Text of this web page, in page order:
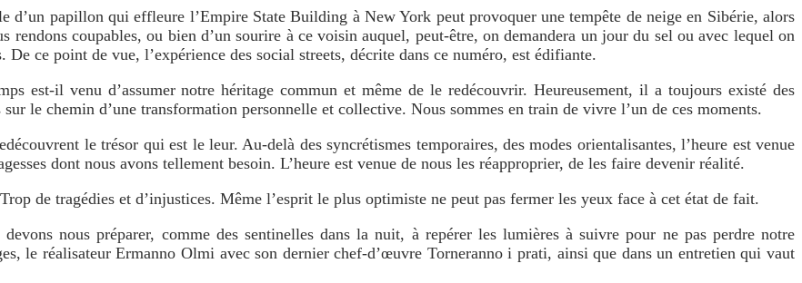
d’un papillon qui effleure l’Empire State Building à New York peut provoquer une tempête de neige en Sibérie, alors
rendons coupables, ou bien d’un sourire à ce voisin auquel, peut-être, on demandera un jour du sel ou avec lequel on
ce point de vue, l’expérience des social streets, décrite dans ce numéro, est édifiante.
est-il venu d’assumer notre héritage commun et même de le redécouvrir. Heureusement, il a toujours existé des
le chemin d’une transformation personnelle et collective. Nous sommes en train de vivre l’un de ces moments.
le trésor qui est le leur. Au-delà des syncrétismes temporaires, des modes orientalisantes, l’heure est venue
dont nous avons tellement besoin. L’heure est venue de nous les réapproprier, de les faire devenir réalité.
de tragédies et d’injustices. Même l’esprit le plus optimiste ne peut pas fermer les yeux face à cet état de fait.
nous préparer, comme des sentinelles dans la nuit, à repérer les lumières à suivre pour ne pas perdre notre
le réalisateur Ermanno Olmi avec son dernier chef-d’œuvre Torneranno i prati, ainsi que dans un entretien qui vaut